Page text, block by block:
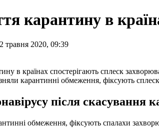
карантину в
травня 2020, 09:39
карантинні обмеження, фіксують
після скасування
обмеження, фіксують спалахи